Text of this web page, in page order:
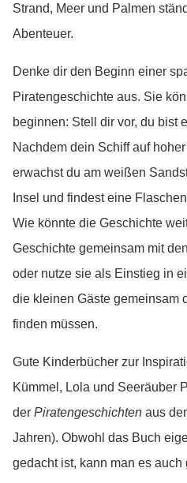
Strand, Meer und Palmen
Abenteuer.
Denke dir den Beginn einer
Piratengeschichte aus. Sie
beginnen: Stell dir vor, du bist
Nachdem dein Schiff auf
erwachst du am weißen
Insel und findest eine
Wie könnte die Geschichte
Geschichte gemeinsam mit
oder nutze sie als Einstieg in
die kleinen Gäste gemeinsam
finden müssen.
Gute Kinderbücher zur
Kümmel, Lola und Seeräuber
der Piratengeschichten aus
Jahren). Obwohl das Buch
gedacht ist, kann man es auch